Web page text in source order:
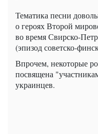
Тематика песни
о героях Второй
во время Свирско-
(эпизод советско-
Впрочем, некоторые
посвящена
украинцев.